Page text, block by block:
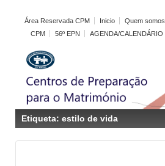
Área Reservada CPM Inicio Quem somos
CPM
56º EPN AGENDA/CALENDÁRIO
Etiqueta: estilo de vida